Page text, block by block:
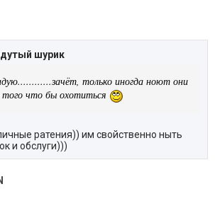
шурик
только иногда ноют они
что бы охотиться
ратения)) им свойственно ныть
и обслуги)))